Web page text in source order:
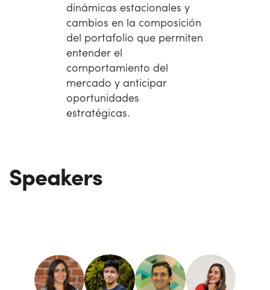
dinámicas estacionales y
cambios en la composición
del portafolio que permiten
entender el
comportamiento del
mercado y anticipar
oportunidades
estratégicas.
Speakers